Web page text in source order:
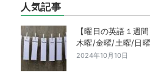
人気記事
【曜日の英語１週
木曜/金曜/土曜/日
2024年10月10日